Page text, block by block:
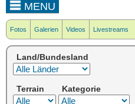
MENU
Fotos Galerien Videos Livestreams
Land/Bundesland
Terrain Kategorie